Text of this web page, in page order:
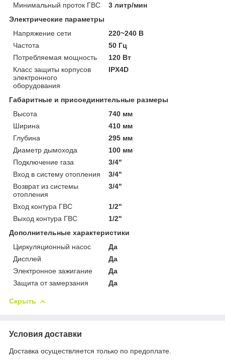
Минимальный проток ГВС
3 литр/мин
Электрические параметры
Напряжение сети
220~240 В
Частота
50 Гц
Потребляемая мощность
120 Вт
Класс защиты корпусов
электронного
оборудования
IPX4D
Габаритные и присоединительные размеры
Высота
740 мм
Ширина
410 мм
Глубина
295 мм
Диаметр дымохода
100 мм
Подключение газа
3/4"
Вход в систему отопления
3/4"
Возврат из системы
отопления
3/4"
Вход контура ГВС
1/2"
Выход контура ГВС
1/2"
Дополнительные характеристики
Циркуляционный насос
Да
Дисплей
Да
Электронное зажигание
Да
Защита от замерзания
Да
Скрыть
Условия доставки
Доставка осуществляется только по предоплате.